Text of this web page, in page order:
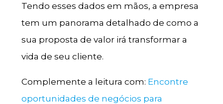
Tendo esses dados em mãos, a empresa
tem um panorama detalhado de como a
sua proposta de valor irá transformar a
vida de seu cliente.
Complemente a leitura com: Encontre
oportunidades de negócios para